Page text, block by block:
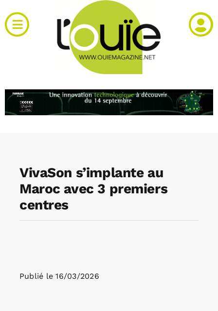
au
contenu
Toggle
Navigation
RH et emploi
Agenda
VivaSon s’implante au
Maroc avec 3 premiers
centres
Publié le 16/03/2026